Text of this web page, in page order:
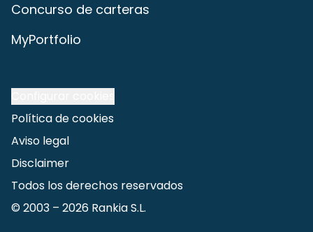
Concurso de carteras
MyPortfolio
Política de cookies
Aviso legal
Disclaimer
Todos los derechos reservados
© 2003 – 2026 Rankia S.L.